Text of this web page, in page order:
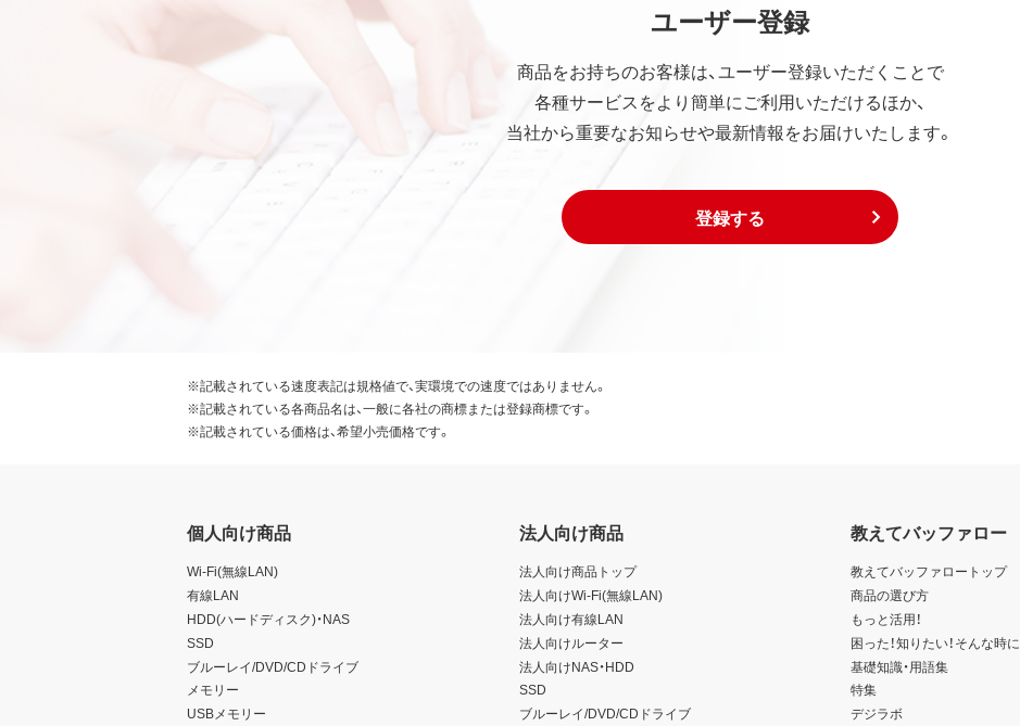
ユーザー登録
商品をお持ちのお客様は、ユーザー登録いただくことで
各種サービスをより簡単にご利用いただけるほか、
当社から重要なお知らせや最新情報をお届けいたします。
登録する
※記載されている速度表記は規格値で、実環境での速度ではありません。
※記載されている各商品名は、一般に各社の商標または登録商標です。
※記載されている価格は、希望小売価格です。
個人向け商品
Wi-Fi(無線LAN)
有線LAN
HDD(ハードディスク)・NAS
SSD
ブルーレイ/DVD/CDドライブ
メモリー
USBメモリー
法人向け商品
法人向け商品トップ
法人向けWi-Fi(無線LAN)
法人向け有線LAN
法人向けルーター
法人向けNAS・HDD
SSD
ブルーレイ/DVD/CDドライブ
教えてバッファロー
教えてバッファロートップ
商品の選び方
もっと活用！
困った！知りたい！そんな時に
基礎知識・用語集
特集
デジラボ